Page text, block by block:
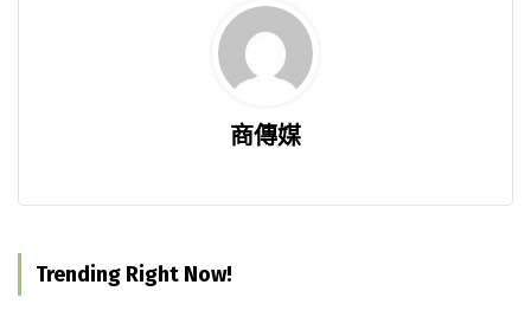
商傳媒
Trending Right Now!